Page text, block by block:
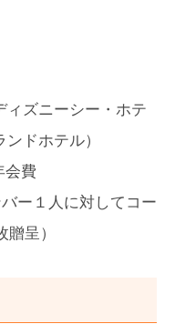
ズニーシー・ホテ
ドホテル）
会費
ー１人に対してコー
呈）